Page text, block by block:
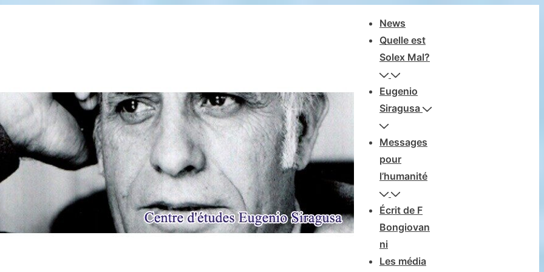
principal
News
Quelle est
Solex Mal?
Eugenio
Siragusa
Messages
pour
l’humanité
Écrit de F
Bongiovan
ni
Les média